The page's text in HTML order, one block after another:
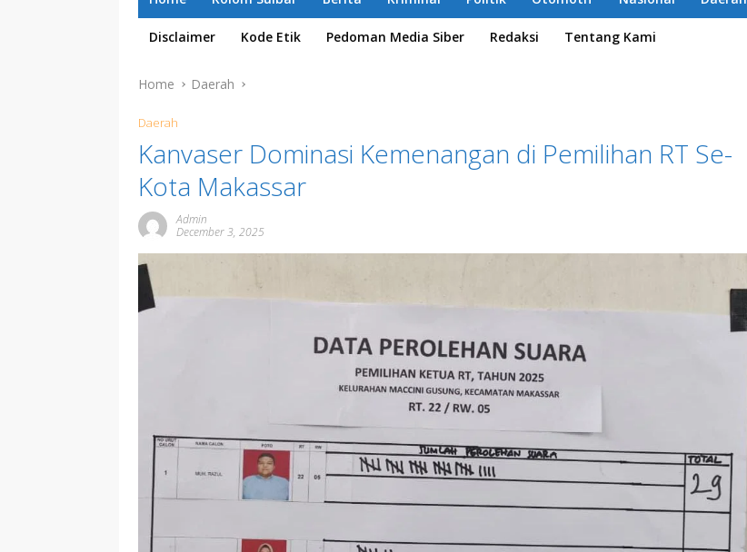
Disclaimer Kode Etik Pedoman Media Siber Redaksi Tentang Kami
Home Daerah
Daerah
Kanvaser Dominasi Kemenangan di Pemilihan RT Se-
Kota Makassar
Admin
December 3, 2025